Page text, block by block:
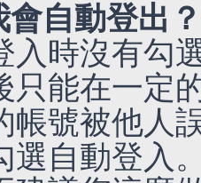
會自動登出？
入時沒有勾
只能在一定
帳號被他人
選自動登入